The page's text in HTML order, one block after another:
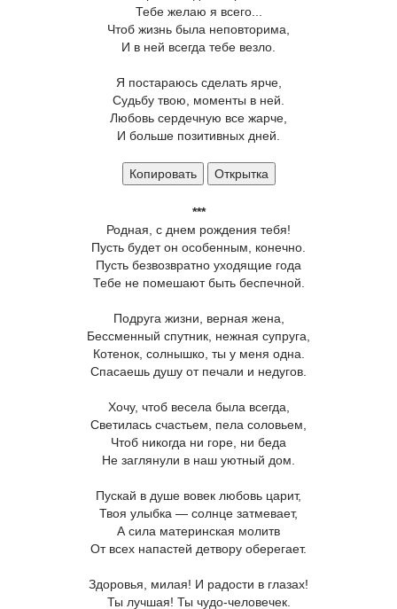
Тебе желаю я всего...
Чтоб жизнь была неповторима,
И в ней всегда тебе везло.
Я постараюсь сделать ярче,
Судьбу твою, моменты в ней.
Любовь сердечную все жарче,
И больше позитивных дней.
Копировать Открытка
***
Родная, с днем рождения тебя!
Пусть будет он особенным, конечно.
Пусть безвозвратно уходящие года
Тебе не помешают быть беспечной.
Подруга жизни, верная жена,
Бессменный спутник, нежная супруга,
Котенок, солнышко, ты у меня одна.
Спасаешь душу от печали и недугов.
Хочу, чтоб весела была всегда,
Светилась счастьем, пела соловьем,
Чтоб никогда ни горе, ни беда
Не заглянули в наш уютный дом.
Пускай в душе вовек любовь царит,
Твоя улыбка — солнце затмевает,
А сила материнская молитв
От всех напастей детвору оберегает.
Здоровья, милая! И радости в глазах!
Ты лучшая! Ты чудо-человечек.